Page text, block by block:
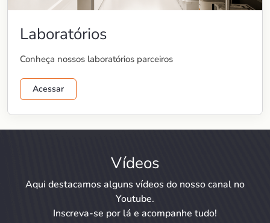
Laboratórios
Conheça nossos laboratórios parceiros
Acessar
Vídeos
Aqui destacamos alguns vídeos do nosso canal no
Youtube.
Inscreva-se por lá e acompanhe tudo!